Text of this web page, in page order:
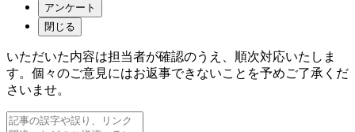
アンケート
閉じる
いただいた内容は担当者が確認のうえ、順次対応いたしま
す。個々のご意見にはお返事できないことを予めご了承くだ
さいませ。